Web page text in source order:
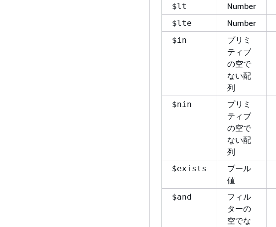
$lt Number
$lte Number
$in
プリミ
ティブ
の空で
ない配
列
$nin
プリミ
ティブ
の空で
ない配
列
$exists
ブール
値
$and
フィル
ターの
空でな